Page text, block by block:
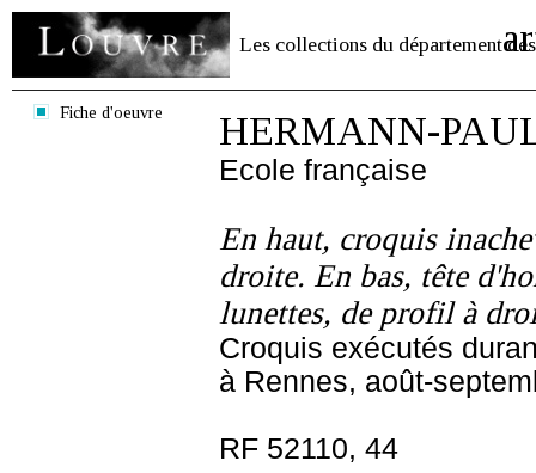
Les collections du département des
Fiche d'oeuvre HERMANN-
Ecole française
En haut, croquis
droite. En bas, tête
lunettes, de profil à
Croquis exécutés
à Rennes, août-
RF 52110, 44